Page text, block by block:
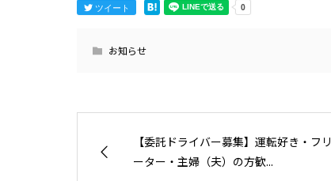
ツイート
お知らせ
【委託ドライバー募集】運転好き・フリ
ーター・主婦（夫）の方歓...